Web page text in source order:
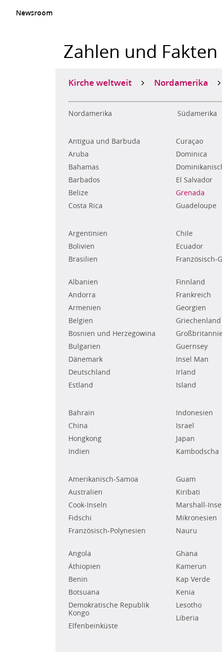
Newsroom
Zahlen und Fakten
Kirche weltweit Nordamerika
Nordamerika Südamerika
Antigua und Barbuda
Aruba
Bahamas
Barbados
Belize
Costa Rica
Curaçao
Dominica
El Salvador
Grenada
Guadeloupe
Argentinien
Bolivien
Brasilien
Chile
Ecuador
Französisch-
Albanien
Andorra
Armenien
Belgien
Bosnien und Herzegowina
Bulgarien
Dänemark
Deutschland
Estland
Finnland
Frankreich
Georgien
Griechenland
Guernsey
Insel Man
Irland
Island
Bahrain
China
Hongkong
Indien
Indonesien
Israel
Japan
Kambodscha
Amerikanisch-Samoa
Australien
Cook-Inseln
Fidschi
Französisch-Polynesien
Guam
Kiribati
Marshall-
Mikronesien
Nauru
Angola
Äthiopien
Benin
Botsuana
Demokratische Republik
Kongo
Elfenbeinküste
Ghana
Kamerun
Kap Verde
Kenia
Lesotho
Liberia